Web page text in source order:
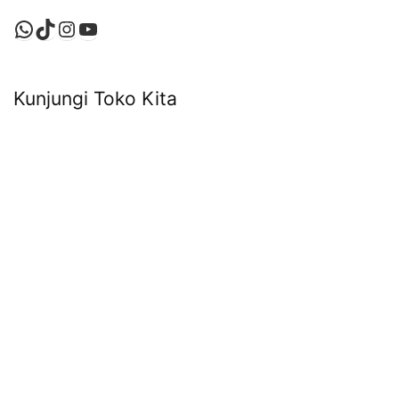
WhatsApp
TikTok
Instagram
YouTube
Kunjungi Toko Kita